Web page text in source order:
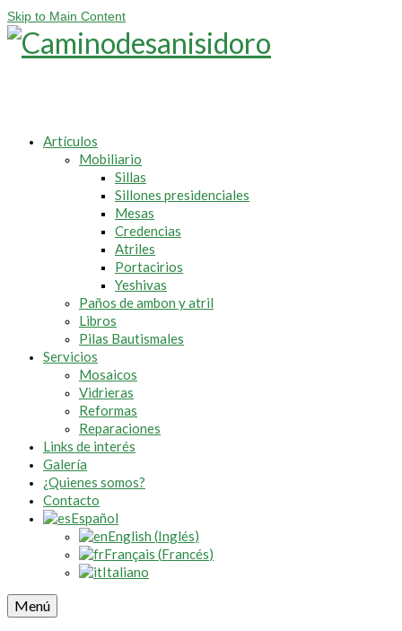
Skip to Main Content
Artículos
Mobiliario
Sillas
Sillones presidenciales
Mesas
Credencias
Atriles
Portacirios
Yeshivas
Paños de ambon y atril
Libros
Pilas Bautismales
Servicios
Mosaicos
Vidrieras
Reformas
Reparaciones
Links de interés
Galería
¿Quienes somos?
Contacto
Español
English (Inglés)
Français (Francés)
Italiano
Menú